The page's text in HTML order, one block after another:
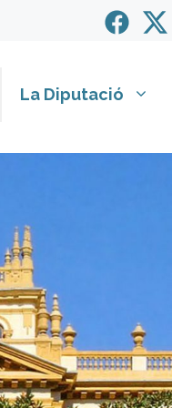
La Diputació